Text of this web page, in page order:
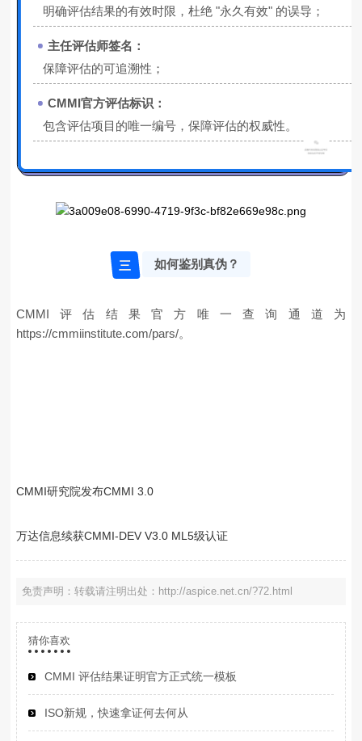
明确评估结果的有效时限，杜绝 "永久有效" 的误导；
主任评估师签名：
保障评估的可追溯性；
CMMI官方评估标识：
包含评估项目的唯一编号，保障评估的权威性。
三 如何鉴别真伪？
CMMI评估结果官方唯一查询通道为
https://cmmiinstitute.com/pars/。
CMMI研究院发布CMMI 3.0
万达信息续获CMMI-DEV V3.0 ML5级认证
免责声明：转载请注明出处：http://aspice.net.cn/?72.html
猜你喜欢
CMMI 评估结果证明官方正式统一模板
ISO新规，快速拿证何去何从